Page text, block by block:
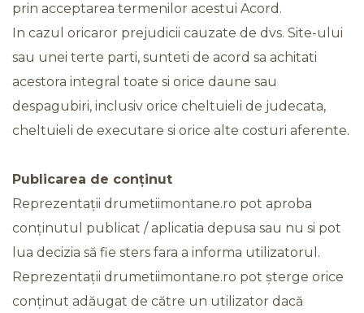
prin acceptarea termenilor acestui Acord.
In cazul oricaror prejudicii cauzate de dvs. Site-ului
sau unei terte parti, sunteti de acord sa achitati
acestora integral toate si orice daune sau
despagubiri, inclusiv orice cheltuieli de judecata,
cheltuieli de executare si orice alte costuri aferente.
Publicarea de conținut
Reprezentații drumetiimontane.ro pot aproba
conținutul publicat / aplicatia depusa sau nu si pot
lua decizia să fie sters fara a informa utilizatorul.
Reprezentații drumetiimontane.ro pot șterge orice
conținut adăugat de către un utilizator dacă